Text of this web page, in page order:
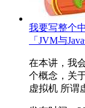
我要写整个
「JVM与
在本讲，我
个概念，关
虚拟机 所谓